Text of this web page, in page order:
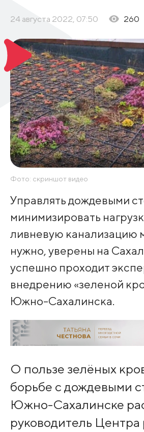
24 августа 2022, 07:50 260
Фото: скриншот видео
Управлять дождевыми
минимизировать
ливневую канализацию
нужно, уверены на
успешно проходит
внедрению «зеленой
Южно-Сахалинска.
О пользе зелёных
борьбе с дождевыми
Южно-Сахалинске
руководитель Центра